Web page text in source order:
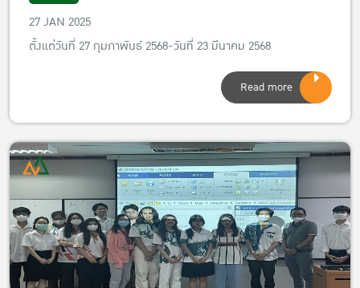
27 JAN 2025
ตั้งแต่วันที่ 27 กุมภาพันธ์ 2568-วันที่ 23 มีนาคม 2568
Read more